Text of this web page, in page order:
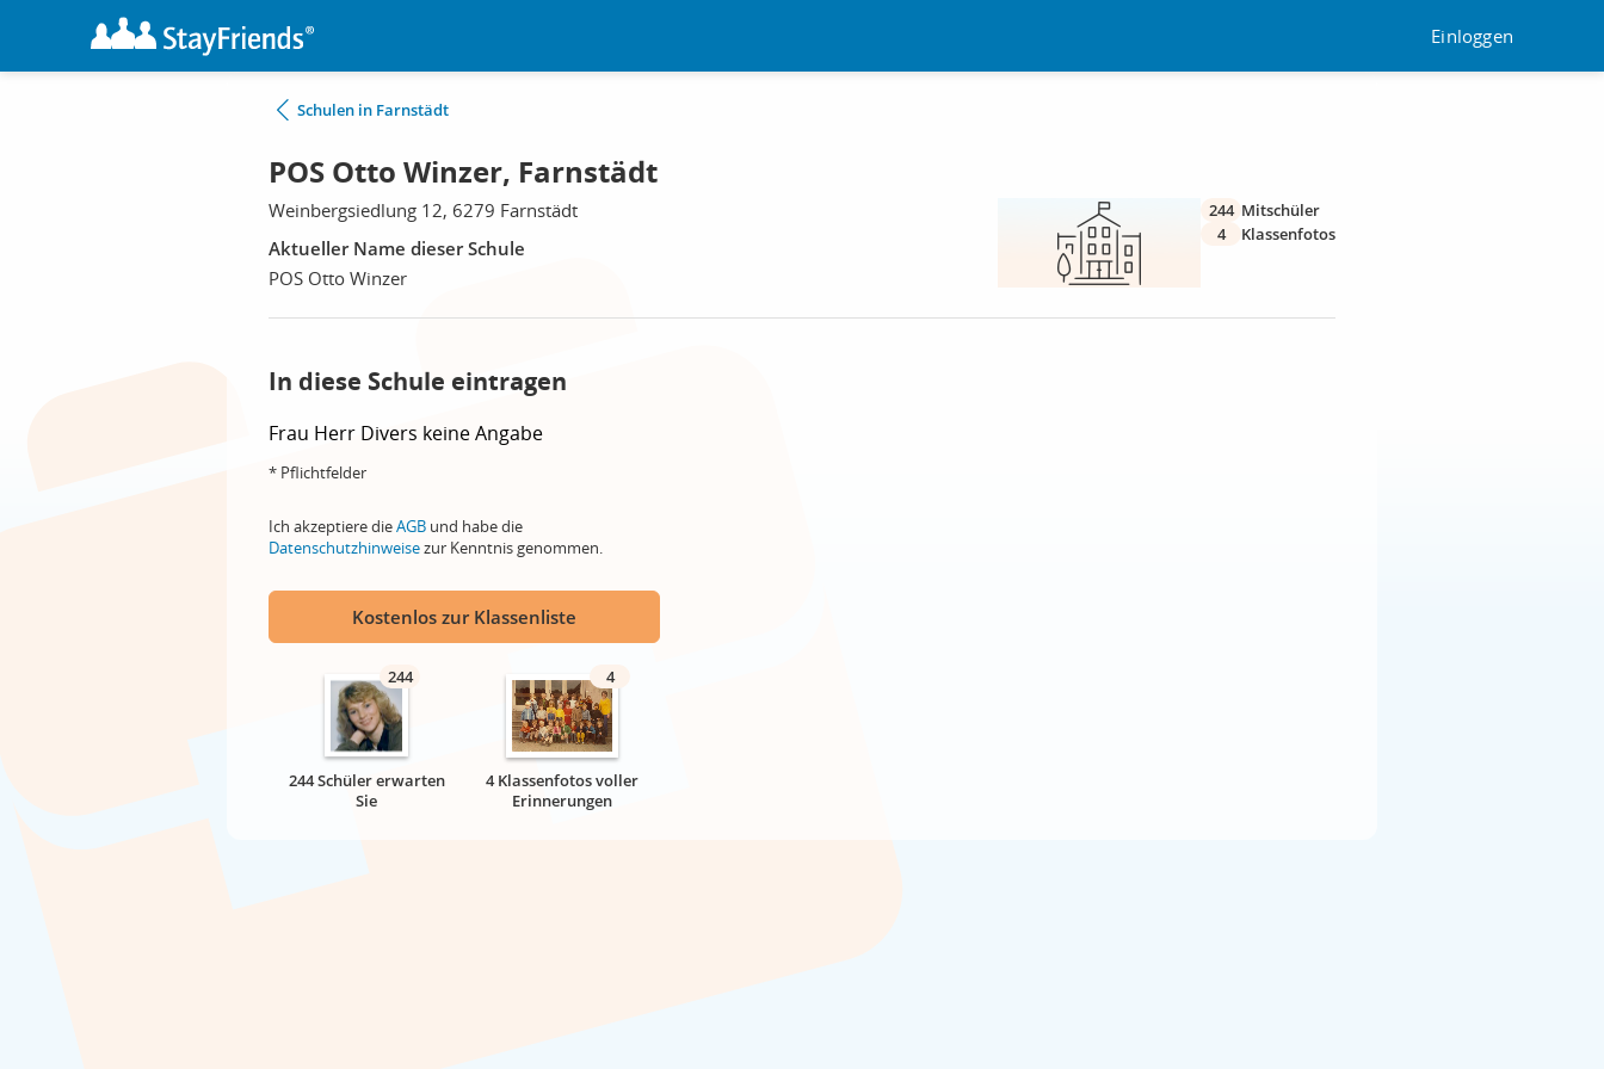
Einloggen
Schulen in Farnstädt
POS Otto Winzer, Farnstädt
Weinbergsiedlung 12, 6279 Farnstädt
Aktueller Name dieser Schule
POS Otto Winzer
244 Mitschüler
4
Klassenfotos
In diese Schule eintragen
Frau Herr Divers keine Angabe
* Pflichtfelder
Ich akzeptiere dieAGB und habe die
Datenschutzhinweisezur Kenntnis genommen.
Kostenlos zur Klassenliste
244
244 Schüler erwarten
Sie
4
4 Klassenfotos voller
Erinnerungen